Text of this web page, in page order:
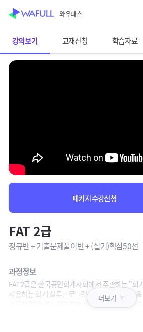
스킵 네비게이션
WASUB 자격증 구독
와우패스
이전화면보기 FAT 2급
과정정보
더보기
수강안내
패키지 수강신청
FAT 2급
정규반 + 기출문제풀이반 + (실기)핵심50선
과정정보
FAT2급은 한국공인회계사회에서 주관하는 "회
사용하는 회계 실무프로그램의 회계 처리 능력
실무자격입니다. 회계기본 순환 과정을 이해하
강의보기 교재신청 학습자료
선택바